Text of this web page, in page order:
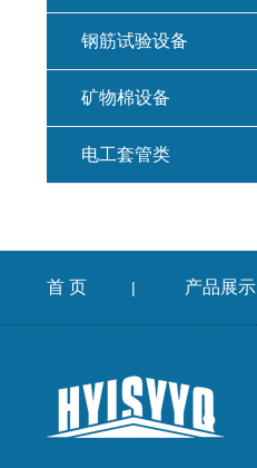
钢筋试验设备
矿物棉设备
电工套管类
首 页 | 产品展示